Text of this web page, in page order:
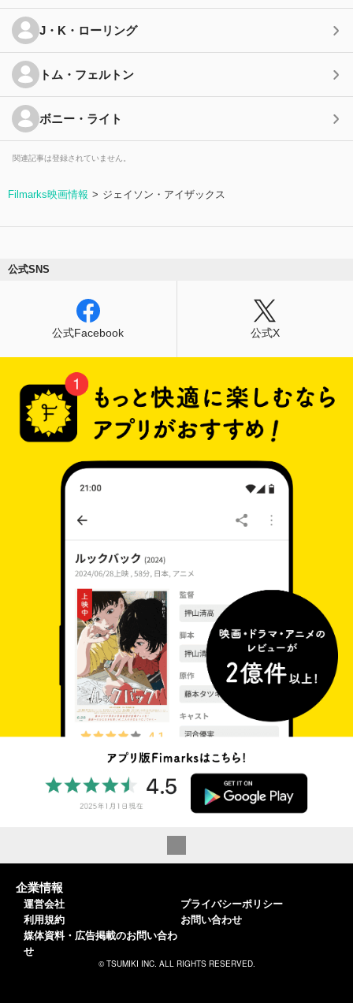
J・K・ローリング
トム・フェルトン
ボニー・ライト
関連記事は登録されていません。
Filmarks映画情報 ジェイソン・アイザックス
公式SNS
公式Facebook 公式X
企業情報
運営会社
利用規約
媒体資料・広告掲載のお問い合わ
せ
プライバシーポリシー
お問い合わせ
© TSUMIKI INC. ALL RIGHTS RESERVED.